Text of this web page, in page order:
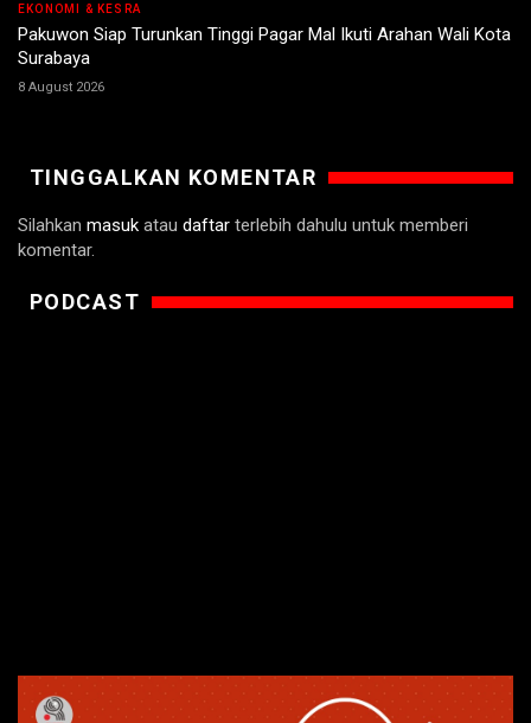
EKONOMI & KESRA
Pakuwon Siap Turunkan Tinggi Pagar Mal Ikuti Arahan Wali Kota
Surabaya
8 August 2026
TINGGALKAN KOMENTAR
Silahkan masuk atau daftar terlebih dahulu untuk memberi
komentar.
PODCAST